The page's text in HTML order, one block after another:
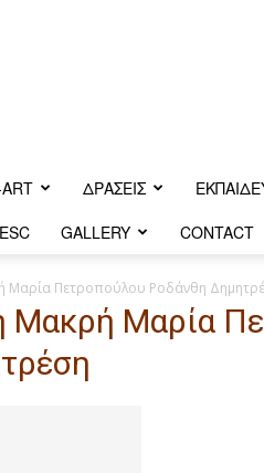
ΔΡΆΣΕΙΣ
GALLERY CONTACT
Μαρία Πετροπούλου Ροδάνθη
Μακρή Μαρία